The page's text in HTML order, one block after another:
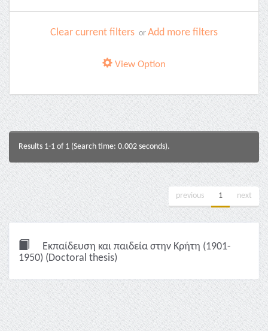
Clear current filters or Add more filters
View Option
Results 1-1 of 1 (Search time: 0.002 seconds).
previous 1 next
Εκπαίδευση και παιδεία στην Κρήτη (1901-
1950) (Doctoral thesis)